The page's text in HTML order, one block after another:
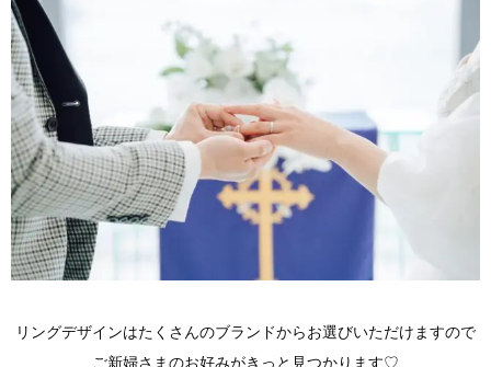
リングデザインはたくさんのブランドからお選びいただけますので
ご新婦さまのお好みがきっと見つかります♡